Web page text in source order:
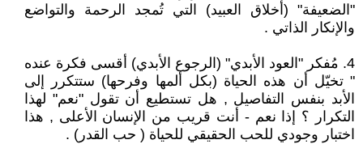
"الضعيفة" (أخلاق العبيد) التي تُمجد الرحمة والتواضع
والإنكار الذاتي .
4. مُفكر "العود الأبدي" (الرجوع الأبدي) أقسى فكرة عنده
" تخيّل أن هذه الحياة (بكل ألمها وفرحها) ستتكرر إلى
الأبد بنفس التفاصيل , هل تستطيع أن تقول "نعم" لهذا
التكرار ؟ إذا نعم - أنت قريب من الإنسان الأعلى , هذا
اختبار وجودي للحب الحقيقي للحياة ( حب القدر) .